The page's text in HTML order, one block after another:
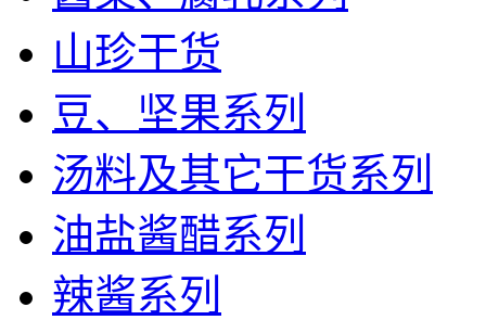
山珍干货
豆、坚果系列
汤料及其它干货系列
油盐酱醋系列
辣酱系列